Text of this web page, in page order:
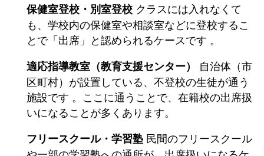
保健室登校・別室登校クラスには入れなくて
も、学校内の保健室や相談室などに登校するこ
とで「出席」と認められるケースです 。
適応指導教室（教育支援センター）
自治体（市
区町村）が設置している、不登校の生徒が通う
施設です 。ここに通うことで、在籍校の出席扱
いになることが多くあります。
フリースクール・学習塾民間のフリースクール